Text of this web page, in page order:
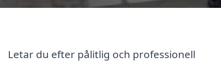
Letar du efter pålitlig och professionell